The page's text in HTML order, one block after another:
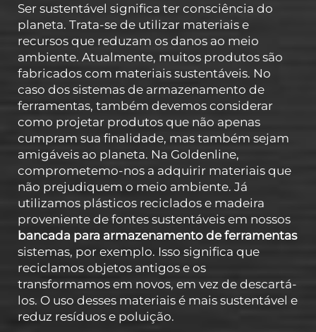
Ser sustentável significa ter consciência do
planeta. Trata-se de utilizar materiais e
recursos que reduzam os danos ao meio
ambiente. Atualmente, muitos produtos são
fabricados com materiais sustentáveis. No
caso dos sistemas de armazenamento de
ferramentas, também devemos considerar
como projetar produtos que não apenas
cumpram sua finalidade, mas também sejam
amigáveis ao planeta. Na Goldenline,
comprometemo-nos a adquirir materiais que
não prejudiquem o meio ambiente. Já
utilizamos plásticos reciclados e madeira
proveniente de fontes sustentáveis em nossos
bancada para armazenamento de ferramentas
sistemas, por exemplo. Isso significa que
reciclamos objetos antigos e os
transformamos em novos, em vez de descartá-
los. O uso desses materiais é mais sustentável e
reduz resíduos e poluição.